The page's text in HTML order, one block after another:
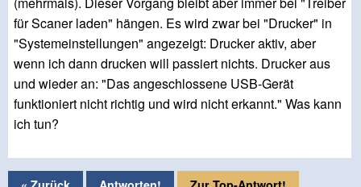
für Scaner laden" hängen. Es wird zwar bei "Drucker" in
"Systemeinstellungen" angezeigt: Drucker aktiv, aber
wenn ich dann drucken will passiert nichts. Drucker aus
und wieder an: "Das angeschlossene USB-Gerät
funktioniert nicht richtig und wird nicht erkannt." Was kann
ich tun?